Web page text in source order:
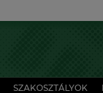
SZAKOSZTÁLYOK